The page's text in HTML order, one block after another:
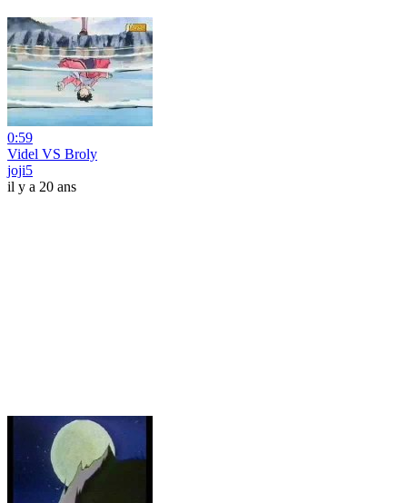
0:59
Videl VS Broly
joji5
il y a 20 ans